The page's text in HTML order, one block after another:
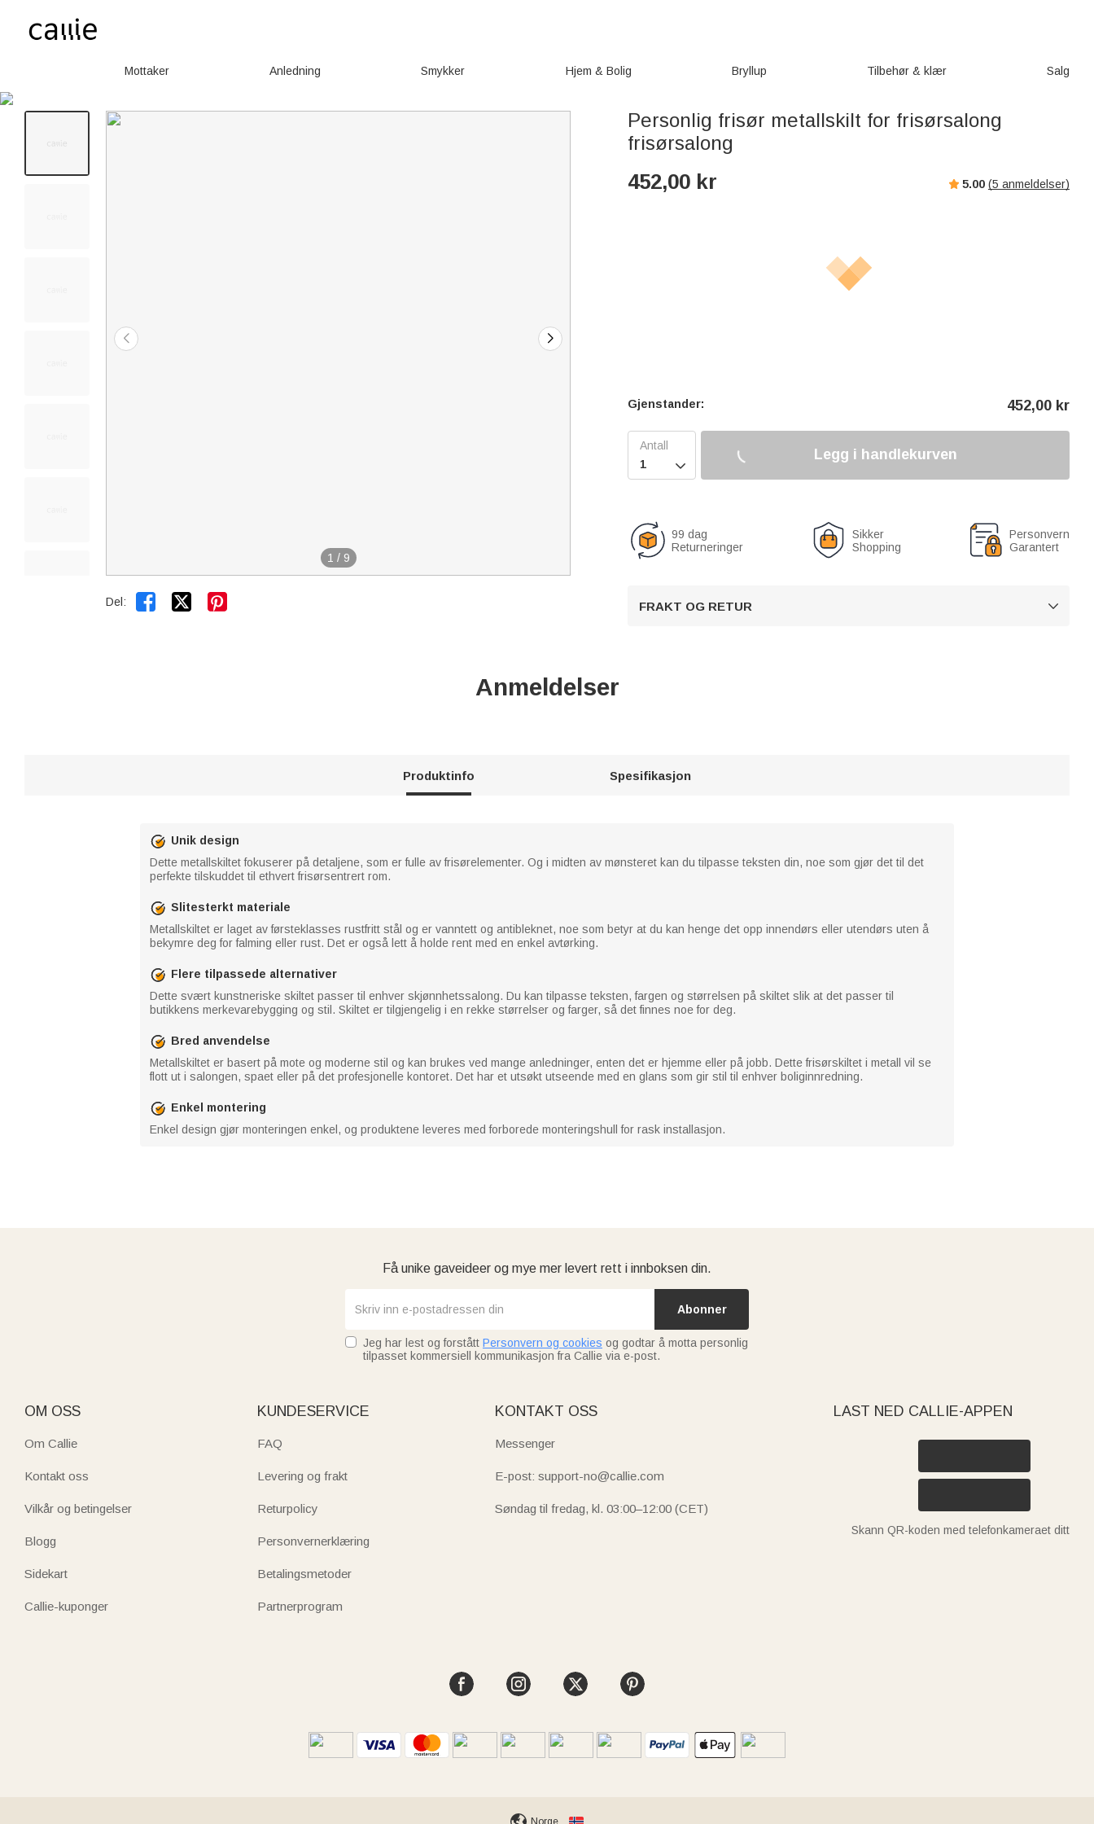
Mottaker Anledning Smykker Hjem & Bolig Bryllup Tilbehør & klær Salg
1 / 9
Del:  
Personlig frisør metallskilt for frisørsalong
frisørsalong
452,00 kr 5.00 (5 anmeldelser)
Gjenstander: 452,00 kr

Legg i handlekurven
99 dag
Returneringer
Sikker
Shopping
Personvern
Garantert
FRAKT OG RETUR 
Anmeldelser
Produktinfo Spesifikasjon
Unik design
Dette metallskiltet fokuserer på detaljene, som er fulle av frisørelementer. Og i midten av mønsteret kan du tilpasse teksten din, noe som gjør det til det
perfekte tilskuddet til ethvert frisørsentrert rom.
Slitesterkt materiale
Metallskiltet er laget av førsteklasses rustfritt stål og er vanntett og antibleknet, noe som betyr at du kan henge det opp innendørs eller utendørs uten å
bekymre deg for falming eller rust. Det er også lett å holde rent med en enkel avtørking.
Flere tilpassede alternativer
Dette svært kunstneriske skiltet passer til enhver skjønnhetssalong. Du kan tilpasse teksten, fargen og størrelsen på skiltet slik at det passer til
butikkens merkevarebygging og stil. Skiltet er tilgjengelig i en rekke størrelser og farger, så det finnes noe for deg.
Bred anvendelse
Metallskiltet er basert på mote og moderne stil og kan brukes ved mange anledninger, enten det er hjemme eller på jobb. Dette frisørskiltet i metall vil se
flott ut i salongen, spaet eller på det profesjonelle kontoret. Det har et utsøkt utseende med en glans som gir stil til enhver boliginnredning.
Enkel montering
Enkel design gjør monteringen enkel, og produktene leveres med forborede monteringshull for rask installasjon.
Få unike gaveideer og mye mer levert rett i innboksen din.
Abonner
Jeg har lest og forstått Personvern og cookies og godtar å motta personlig
tilpasset kommersiell kommunikasjon fra Callie via e-post.
OM OSS
Om Callie
Kontakt oss
Vilkår og betingelser
Blogg
Sidekart
Callie-kuponger
KUNDESERVICE
FAQ
Levering og frakt
Returpolicy
Personvernerklæring
Betalingsmetoder
Partnerprogram
KONTAKT OSS
Messenger
E-post: support-no@callie.com
Søndag til fredag, kl. 03:00–12:00 (CET)
LAST NED CALLIE-APPEN
Skann QR-koden med telefonkameraet ditt
Norge